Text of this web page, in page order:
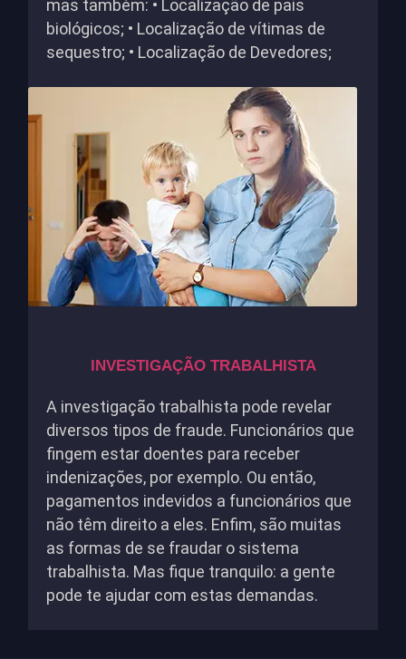
mas também: • Localização de pais
biológicos; • Localização de vítimas de
sequestro; • Localização de Devedores;
INVESTIGAÇÃO TRABALHISTA
A investigação trabalhista pode revelar
diversos tipos de fraude. Funcionários que
fingem estar doentes para receber
indenizações, por exemplo. Ou então,
pagamentos indevidos a funcionários que
não têm direito a eles. Enfim, são muitas
as formas de se fraudar o sistema
trabalhista. Mas fique tranquilo: a gente
pode te ajudar com estas demandas.